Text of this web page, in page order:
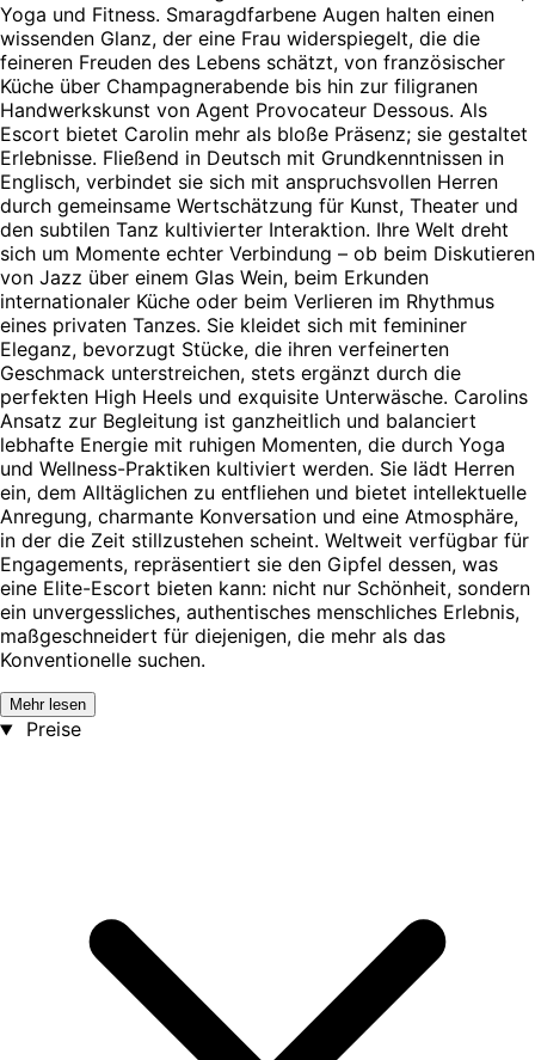
Yoga und Fitness. Smaragdfarbene Augen halten einen
wissenden Glanz, der eine Frau widerspiegelt, die die
feineren Freuden des Lebens schätzt, von französischer
Küche über Champagnerabende bis hin zur filigranen
Handwerkskunst von Agent Provocateur Dessous. Als
Escort bietet Carolin mehr als bloße Präsenz; sie gestaltet
Erlebnisse. Fließend in Deutsch mit Grundkenntnissen in
Englisch, verbindet sie sich mit anspruchsvollen Herren
durch gemeinsame Wertschätzung für Kunst, Theater und
den subtilen Tanz kultivierter Interaktion. Ihre Welt dreht
sich um Momente echter Verbindung – ob beim Diskutieren
von Jazz über einem Glas Wein, beim Erkunden
internationaler Küche oder beim Verlieren im Rhythmus
eines privaten Tanzes. Sie kleidet sich mit femininer
Eleganz, bevorzugt Stücke, die ihren verfeinerten
Geschmack unterstreichen, stets ergänzt durch die
perfekten High Heels und exquisite Unterwäsche. Carolins
Ansatz zur Begleitung ist ganzheitlich und balanciert
lebhafte Energie mit ruhigen Momenten, die durch Yoga
und Wellness-Praktiken kultiviert werden. Sie lädt Herren
ein, dem Alltäglichen zu entfliehen und bietet intellektuelle
Anregung, charmante Konversation und eine Atmosphäre,
in der die Zeit stillzustehen scheint. Weltweit verfügbar für
Engagements, repräsentiert sie den Gipfel dessen, was
eine Elite-Escort bieten kann: nicht nur Schönheit, sondern
ein unvergessliches, authentisches menschliches Erlebnis,
maßgeschneidert für diejenigen, die mehr als das
Konventionelle suchen.
Mehr lesen
Preise